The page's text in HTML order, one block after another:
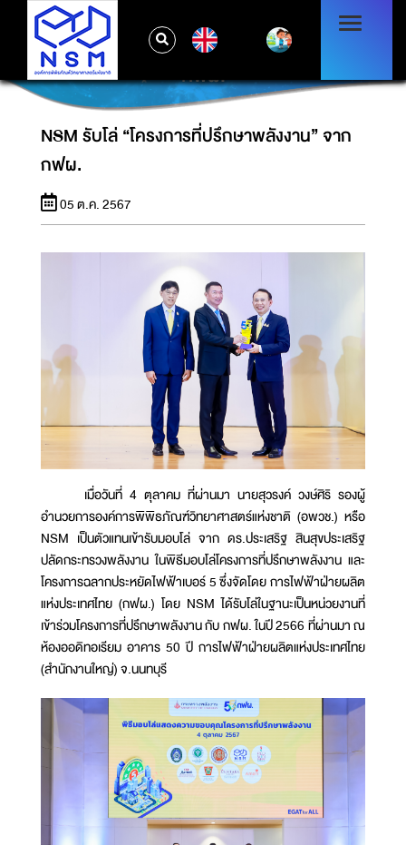
NSM รับโล่ “โครงการที่ปรึกษาพลังงาน” จาก
กฟผ.
NSM รับโล่ “โครงการที่ปรึกษาพลังงาน” จาก
กฟผ.
05 ต.ค. 2567
เมื่อวันที่ 4 ตุลาคม ที่ผ่านมา นายสุวรงค์ วงษ์ศิริ รองผู้
อำนวยการองค์การพิพิธภัณฑ์วิทยาศาสตร์แห่งชาติ (อพวช.) หรือ
NSM เป็นตัวแทนเข้ารับมอบโล่ จาก ดร.ประเสริฐ สินสุขประเสริฐ
ปลัดกระทรวงพลังงาน ในพิธีมอบโล่โครงการที่ปรึกษาพลังงาน และ
โครงการฉลากประหยัดไฟฟ้าเบอร์ 5 ซึ่งจัดโดย การไฟฟ้าฝ่ายผลิต
แห่งประเทศไทย (กฟผ.) โดย NSM ได้รับโล่ในฐานะเป็นหน่วยงานที่
เข้าร่วมโครงการที่ปรึกษาพลังงาน กับ กฟผ. ในปี 2566 ที่ผ่านมา ณ
ห้องออดิทอเรียม อาคาร 50 ปี การไฟฟ้าฝ่ายผลิตแห่งประเทศไทย
(สำนักงานใหญ่) จ.นนทบุรี